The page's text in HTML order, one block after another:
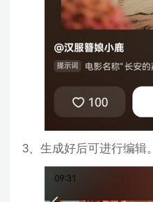
3、生成好后可进行编辑。